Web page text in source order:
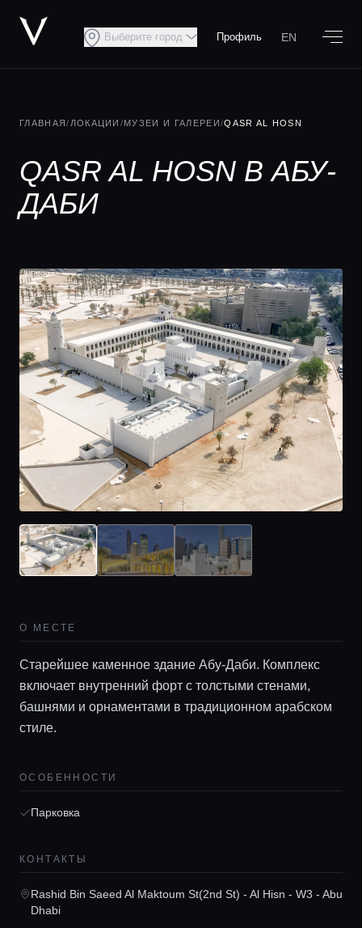
Главная
Локации
Выберите город Профиль EN
ГЛАВНАЯ/ ЛОКАЦИИ /МУЗЕИ И ГАЛЕРЕИ/QASR AL HOSN
QASR AL HOSN В АБУ-
ДАБИ
О МЕСТЕ
Старейшее каменное здание Абу-Даби. Комплекс
включает внутренний форт с толстыми стенами,
башнями и орнаментами в традиционном арабском
стиле.
ОСОБЕННОСТИ
Парковка
КОНТАКТЫ
Rashid Bin Saeed Al Maktoum St(2nd St) - Al Hisn - W3 - Abu
Dhabi